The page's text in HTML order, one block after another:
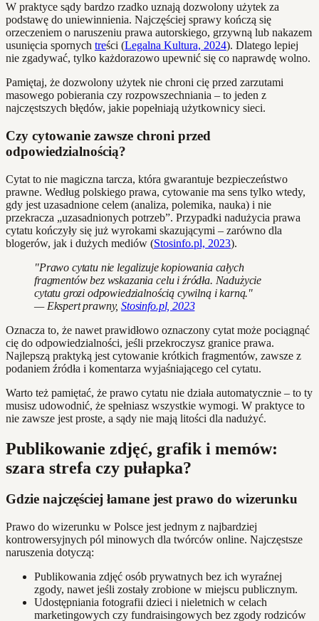
W praktyce sądy bardzo rzadko uznają dozwolony użytek za
podstawę do uniewinnienia. Najczęściej sprawy kończą się
orzeczeniem o naruszeniu prawa autorskiego, grzywną lub nakazem
usunięcia spornych treści (Legalna Kultura, 2024). Dlatego lepiej
nie zgadywać, tylko każdorazowo upewnić się co naprawdę wolno.
Pamiętaj, że dozwolony użytek nie chroni cię przed zarzutami
masowego pobierania czy rozpowszechniania – to jeden z
najczęstszych błędów, jakie popełniają użytkownicy sieci.
Czy cytowanie zawsze chroni przed
odpowiedzialnością?
Cytat to nie magiczna tarcza, która gwarantuje bezpieczeństwo
prawne. Według polskiego prawa, cytowanie ma sens tylko wtedy,
gdy jest uzasadnione celem (analiza, polemika, nauka) i nie
przekracza „uzasadnionych potrzeb”. Przypadki nadużycia prawa
cytatu kończyły się już wyrokami skazującymi – zarówno dla
blogerów, jak i dużych mediów (Stosinfo.pl, 2023).
"Prawo cytatu nie legalizuje kopiowania całych
fragmentów bez wskazania celu i źródła. Nadużycie
cytatu grozi odpowiedzialnością cywilną i karną."
— Ekspert prawny,Stosinfo.pl, 2023
Oznacza to, że nawet prawidłowo oznaczony cytat może pociągnąć
cię do odpowiedzialności, jeśli przekroczysz granice prawa.
Najlepszą praktyką jest cytowanie krótkich fragmentów, zawsze z
podaniem źródła i komentarza wyjaśniającego cel cytatu.
Warto też pamiętać, że prawo cytatu nie działa automatycznie – to ty
musisz udowodnić, że spełniasz wszystkie wymogi. W praktyce to
nie zawsze jest proste, a sądy nie mają litości dla nadużyć.
Publikowanie zdjęć, grafik i memów:
szara strefa czy pułapka?
Gdzie najczęściej łamane jest prawo do wizerunku
Prawo do wizerunku w Polsce jest jednym z najbardziej
kontrowersyjnych pól minowych dla twórców online. Najczęstsze
naruszenia dotyczą:
Publikowania zdjęć osób prywatnych bez ich wyraźnej
zgody, nawet jeśli zostały zrobione w miejscu publicznym.
Udostępniania fotografii dzieci i nieletnich w celach
marketingowych czy fundraisingowych bez zgody rodziców